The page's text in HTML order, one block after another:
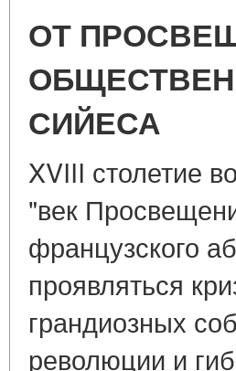
ОТ
СИЙЕСА
XVIII столетие
"век
французского
проявляться
грандиозных
революции и